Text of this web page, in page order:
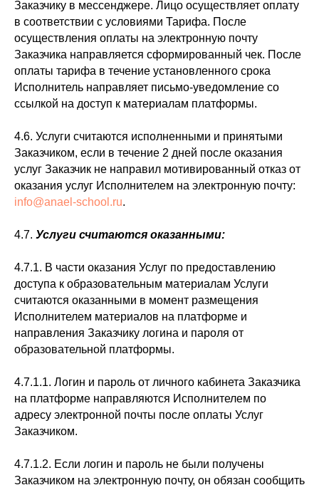
Заказчику в мессенджере. Лицо осуществляет оплату
в соответствии с условиями Тарифа. После
осуществления оплаты на электронную почту
Заказчика направляется сформированный чек. После
оплаты тарифа в течение установленного срока
Исполнитель направляет письмо-уведомление со
ссылкой на доступ к материалам платформы.
4.6. Услуги считаются исполненными и принятыми
Заказчиком, если в течение 2 дней после оказания
услуг Заказчик не направил мотивированный отказ от
оказания услуг Исполнителем на электронную почту:
info@anael-school.ru.
4.7. Услуги считаются оказанными:
4.7.1. В части оказания Услуг по предоставлению
доступа к образовательным материалам Услуги
считаются оказанными в момент размещения
Исполнителем материалов на платформе и
направления Заказчику логина и пароля от
образовательной платформы.
4.7.1.1. Логин и пароль от личного кабинета Заказчика
на платформе направляются Исполнителем по
адресу электронной почты после оплаты Услуг
Заказчиком.
4.7.1.2. Если логин и пароль не были получены
Заказчиком на электронную почту, он обязан сообщить